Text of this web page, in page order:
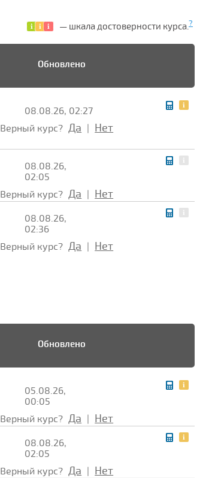
— шкала достоверности курса.?
Обновлено
08.08.26, 02:27
Верный курс? Да Нет
08.08.26,
02:05
Верный курс? Да Нет
08.08.26,
02:36
Верный курс? Да Нет
Обновлено
05.08.26,
00:05
Верный курс? Да Нет
08.08.26,
02:05
Верный курс? Да Нет